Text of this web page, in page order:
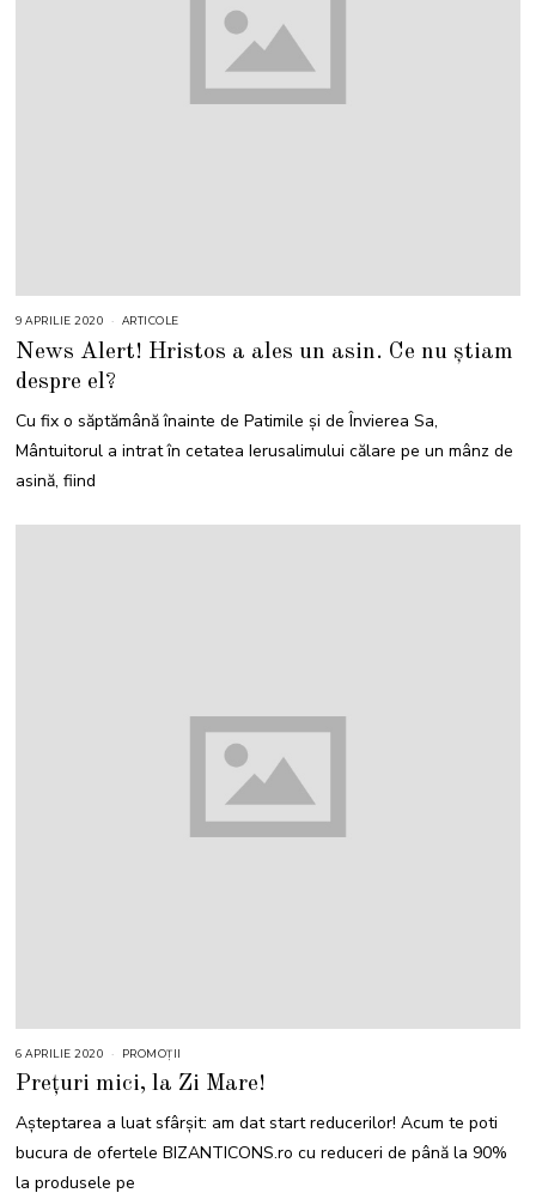
9 APRILIE 2020 ARTICOLE
News Alert! Hristos a ales un asin. Ce nu știam
despre el?
Cu fix o săptămână înainte de Patimile şi de Învierea Sa,
Mântuitorul a intrat în cetatea Ierusalimului călare pe un mânz de
asină, fiind
6 APRILIE 2020 PROMOȚII
Prețuri mici, la Zi Mare!
Așteptarea a luat sfârșit: am dat start reducerilor! Acum te poti
bucura de ofertele BIZANTICONS.ro cu reduceri de până la 90%
la produsele pe